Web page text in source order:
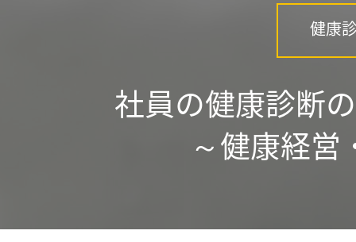
健康
社員の健康診断
～健康経